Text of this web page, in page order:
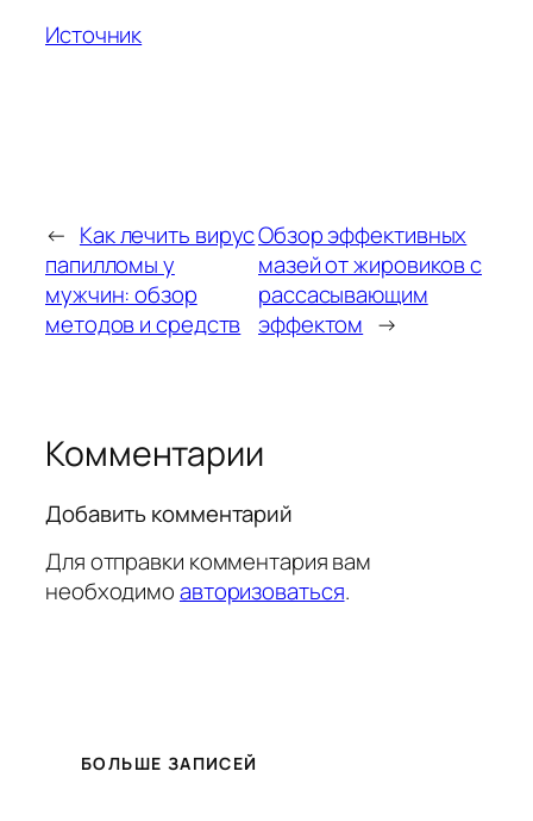
Источник
← Как лечить вирус
папилломы у
мужчин: обзор
методов и средств
Обзор эффективных
мазей от жировиков с
рассасывающим
эффектом →
Комментарии
Добавить комментарий
Для отправки комментария вам
необходимоавторизоваться.
БОЛЬШЕ ЗАПИСЕЙ